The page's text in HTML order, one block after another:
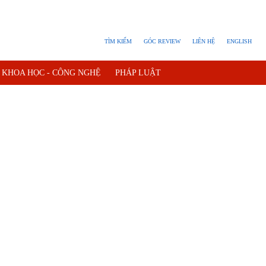
ENGLISH
LIÊN HỆ
GÓC REVIEW
TÌM KIẾM
KHOA HỌC - CÔNG NGHỆ PHÁP LUẬT